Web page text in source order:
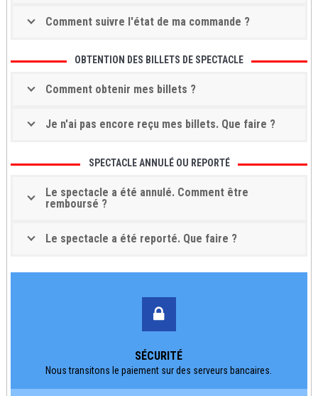
Comment suivre l'état de ma commande ?
OBTENTION DES BILLETS DE SPECTACLE
Comment obtenir mes billets ?
Je n'ai pas encore reçu mes billets. Que faire ?
SPECTACLE ANNULÉ OU REPORTÉ
Le spectacle a été annulé. Comment être
remboursé ?
Le spectacle a été reporté. Que faire ?
SÉCURITÉ
Nous transitons le paiement sur des serveurs bancaires.